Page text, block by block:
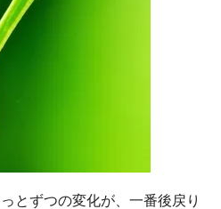
とずつの変化が、一番後戻り